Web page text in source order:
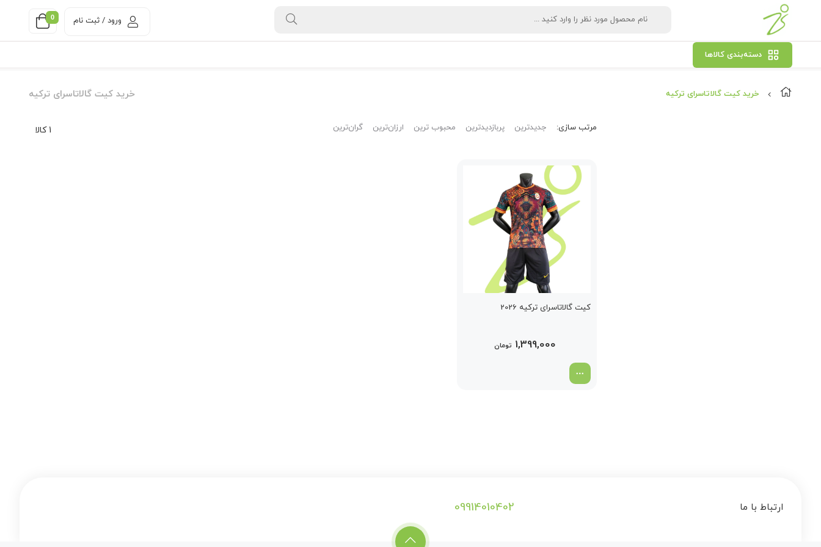
0 ورود / ثبت نام
دسته‌بندی کالاها
خرید کیت گالاتاسرای ترکیه خرید کیت گالاتاسرای ترکیه
1 کالا مرتب‌ سازی: جدیدترین پربازدیدترین محبوب ترین ارزان‌ترین گران‌ترین
کیت گالاتاسرای ترکیه 2026
1,399,000 تومان
ارتباط با ما 09914010402